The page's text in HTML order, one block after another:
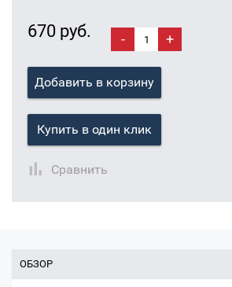
670 руб. - +
Добавить в корзину
Купить в один клик
Сравнить
ОБЗОР